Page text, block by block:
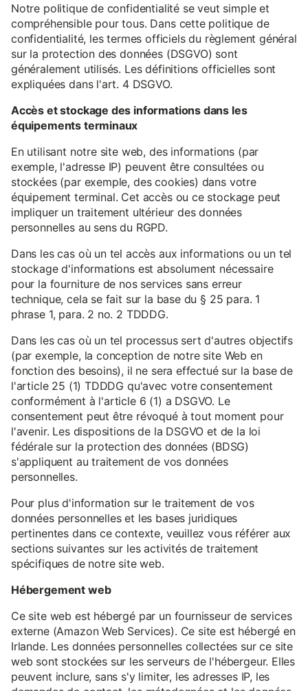
Notre politique de confidentialité se veut simple et
compréhensible pour tous. Dans cette politique de
confidentialité, les termes officiels du règlement général
sur la protection des données (DSGVO) sont
généralement utilisés. Les définitions officielles sont
expliquées dans l'art. 4 DSGVO.
Accès et stockage des informations dans les
équipements terminaux
En utilisant notre site web, des informations (par
exemple, l'adresse IP) peuvent être consultées ou
stockées (par exemple, des cookies) dans votre
équipement terminal. Cet accès ou ce stockage peut
impliquer un traitement ultérieur des données
personnelles au sens du RGPD.
Dans les cas où un tel accès aux informations ou un tel
stockage d'informations est absolument nécessaire
pour la fourniture de nos services sans erreur
technique, cela se fait sur la base du § 25 para. 1
phrase 1, para. 2 no. 2 TDDDG.
Dans les cas où un tel processus sert d'autres objectifs
(par exemple, la conception de notre site Web en
fonction des besoins), il ne sera effectué sur la base de
l'article 25 (1) TDDDG qu'avec votre consentement
conformément à l'article 6 (1) a DSGVO. Le
consentement peut être révoqué à tout moment pour
l'avenir. Les dispositions de la DSGVO et de la loi
fédérale sur la protection des données (BDSG)
s'appliquent au traitement de vos données
personnelles.
Pour plus d'information sur le traitement de vos
données personnelles et les bases juridiques
pertinentes dans ce contexte, veuillez vous référer aux
sections suivantes sur les activités de traitement
spécifiques de notre site web.
Hébergement web
Ce site web est hébergé par un fournisseur de services
externe (Amazon Web Services). Ce site est hébergé en
Irlande. Les données personnelles collectées sur ce site
web sont stockées sur les serveurs de l'hébergeur. Elles
peuvent inclure, sans s'y limiter, les adresses IP, les